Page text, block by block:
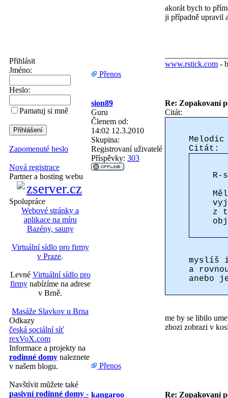
Přihlásit
Jméno:
Heslo:
Pamatuj si mně
Zapomenuté heslo
Nová registrace
Partner a hosting webu
Spolupráce
Webové stránky a
aplikace na míru
Bazény, sauny
Virtuální sídlo pro firmy
v Praze.
Levné Virtuální sídlo pro
firmynabízíme na adrese
v Brně.
Masáže Slavkov u Brna
Odkazy
česká sociální síť
rexVoX.com
Informace a projekty na
rodinné domy naleznete
v našem blogu.
Navštívit můžete také
pasivní rodinné domy -
akorát bych to
ji případně upravil
www.rstick.com -
Přenos
sion89
Re: Zopakovaní
Guru
Členem od:
14:02 12.3.2010
Skupina:
Registrovaní uživatelé
Příspěvky: 303
Citát:
Citát:
R-
z
myslíš
a
anebo
me by se libilo
zbozi zobrazi v
Přenos
kangaroo Re: Zopakovaní